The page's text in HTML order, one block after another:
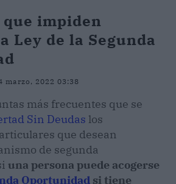
impiden
Ley de la Segunda
marzo, 2022 03:38
más frecuentes que se
Sin Deudas los
que desean
de segunda
una persona puede acogerse
Oportunidad si tiene